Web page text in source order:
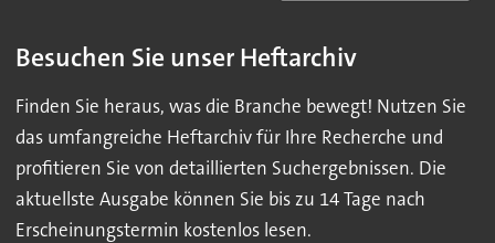
Besuchen Sie unser Heftarchiv
Finden Sie heraus, was die Branche bewegt! Nutzen Sie
das umfangreiche Heftarchiv für Ihre Recherche und
profitieren Sie von detaillierten Suchergebnissen. Die
aktuellste Ausgabe können Sie bis zu 14 Tage nach
Erscheinungstermin kostenlos lesen.